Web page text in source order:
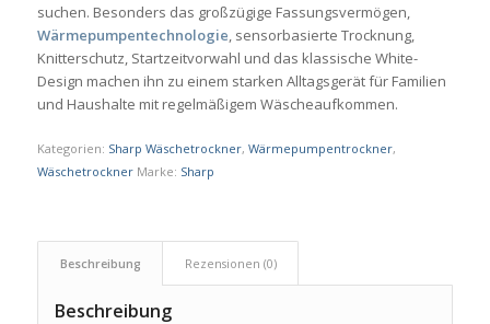
suchen. Besonders das großzügige Fassungsvermögen,
Wärmepumpentechnologie , sensorbasierte Trocknung,
Knitterschutz, Startzeitvorwahl und das klassische White-
Design machen ihn zu einem starken Alltagsgerät für Familien
und Haushalte mit regelmäßigem Wäscheaufkommen.
Kategorien: Sharp Wäschetrockner, Wärmepumpentrockner,
Wäschetrockner Marke: Sharp
Beschreibung Rezensionen (0)
Beschreibung